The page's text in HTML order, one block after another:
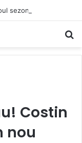
Costin
nou